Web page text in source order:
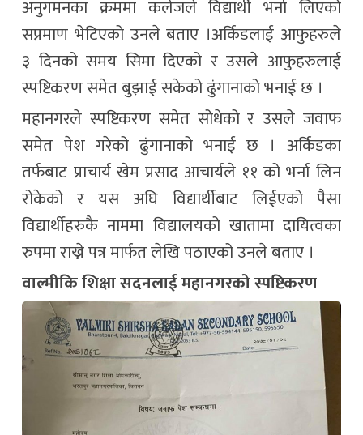
अनुगमनका क्रममा कलेजले विद्यार्थी भर्ना लिएको
सप्रमाण भेटिएको उनले बताए ।अर्किडलाई आफुहरुले
३ दिनको समय सिमा दिएको र उसले आफुहरुलाई
स्पष्टिकरण समेत बुझाई सकेको ढुंगानाको भनाई छ ।
महानगरले स्पष्टिकरण समेत सोधेको र उसले जवाफ
समेत पेश गरेको ढुंगानाको भनाई छ । अर्किडका
तर्फबाट प्राचार्य खेम प्रसाद आचार्यले ११ को भर्ना लिन
रोकेको र यस अघि विद्यार्थीबाट लिईएको पैसा
विद्यार्थीहरुकै नाममा विद्यालयको खातामा दायित्वका
रुपमा राख्ने पत्र मार्फत लेखि पठाएको उनले बताए ।
वाल्मीकि शिक्षा सदनलाई महानगरको स्पष्टिकरण